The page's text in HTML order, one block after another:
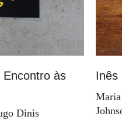
às
Dinis
Inês